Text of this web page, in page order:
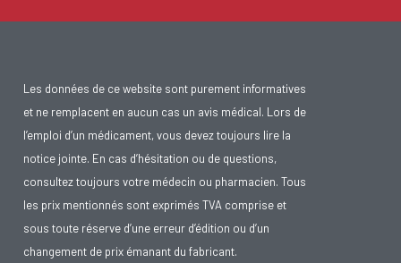
Les données de ce website sont purement informatives
et ne remplacent en aucun cas un avis médical. Lors de
l’emploi d’un médicament, vous devez toujours lire la
notice jointe. En cas d’hésitation ou de questions,
consultez toujours votre médecin ou pharmacien. Tous
les prix mentionnés sont exprimés TVA comprise et
sous toute réserve d’une erreur d’édition ou d’un
changement de prix émanant du fabricant.